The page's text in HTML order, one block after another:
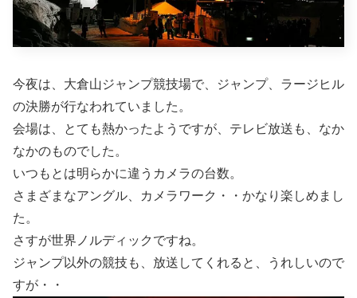
今夜は、大倉山ジャンプ競技場で、ジャンプ、ラージヒル
の決勝が行なわれていました。
会場は、とても熱かったようですが、テレビ放送も、なか
なかのものでした。
いつもとは明らかに違うカメラの台数。
さまざまなアングル、カメラワーク・・かなり楽しめまし
た。
さすが世界ノルディックですね。
ジャンプ以外の競技も、放送してくれると、うれしいので
すが・・